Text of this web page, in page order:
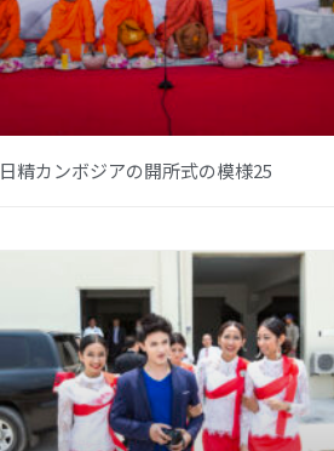
日精カンボジアの開所式の模様25